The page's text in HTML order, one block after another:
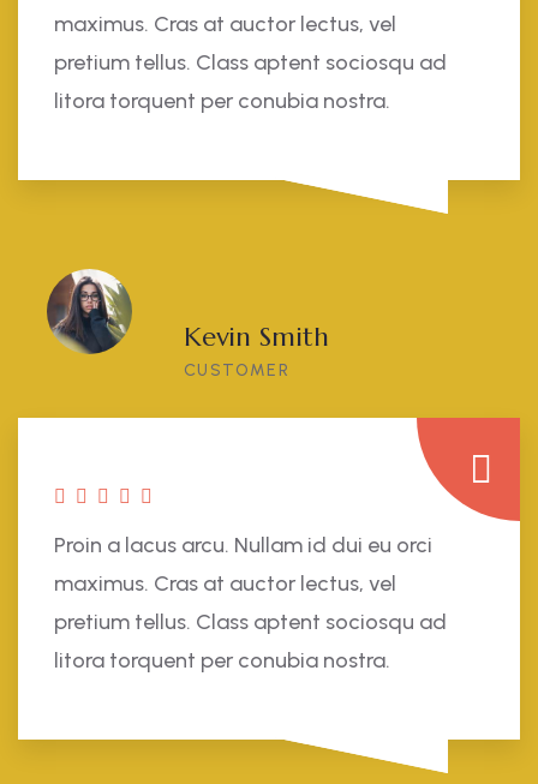
maximus. Cras at auctor lectus, vel
pretium tellus. Class aptent sociosqu ad
litora torquent per conubia nostra.
Kevin Smith
CUSTOMER
Proin a lacus arcu. Nullam id dui eu orci
maximus. Cras at auctor lectus, vel
pretium tellus. Class aptent sociosqu ad
litora torquent per conubia nostra.